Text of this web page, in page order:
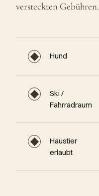
versteckten Gebühren.
◆ Hund
◆
Ski /
Fahrradraum
◆
Haustier
erlaubt